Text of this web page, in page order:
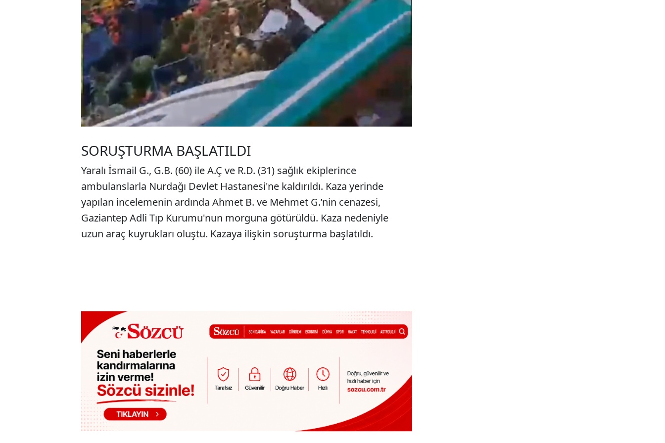
SORUŞTURMA BAŞLATILDI
Yaralı İsmail G., G.B. (60) ile A.Ç ve R.D. (31) sağlık ekiplerince
ambulanslarla Nurdağı Devlet Hastanesi'ne kaldırıldı. Kaza yerinde
yapılan incelemenin ardında Ahmet B. ve Mehmet G.’nin cenazesi,
Gaziantep Adli Tıp Kurumu'nun morguna götürüldü. Kaza nedeniyle
uzun araç kuyrukları oluştu. Kazaya ilişkin soruşturma başlatıldı.